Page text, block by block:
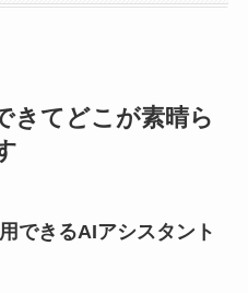
きてどこが素晴ら
できるAIアシスタント